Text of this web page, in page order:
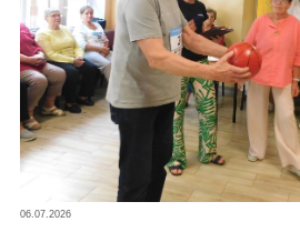
06.07.2026